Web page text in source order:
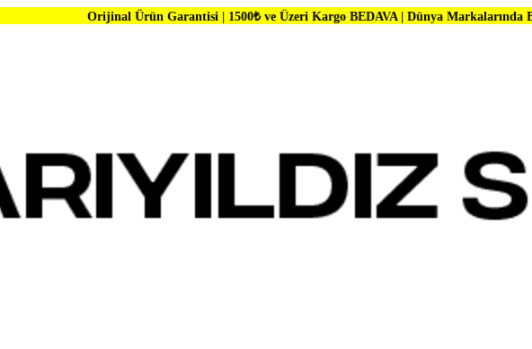
Orijinal Ürün Garantisi | 1500₺ ve Üzeri Kargo BEDAVA | Dünya Markalarında Büyük İndirimler